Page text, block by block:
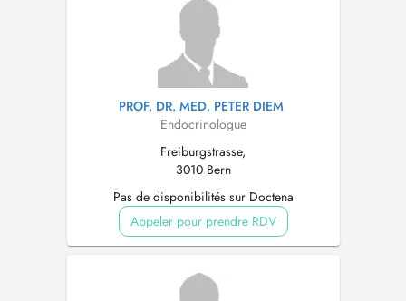
PROF. DR. MED. PETER DIEM
Endocrinologue
Freiburgstrasse,
3010 Bern
Pas de disponibilités sur Doctena
Appeler pour prendre RDV